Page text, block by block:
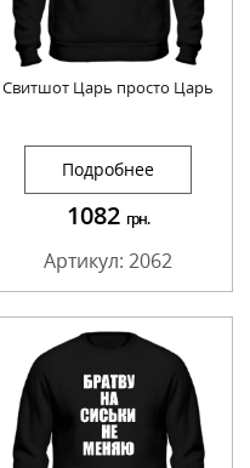
Свитшот Царь просто Царь
Подробнее
1082 грн.
Артикул: 2062